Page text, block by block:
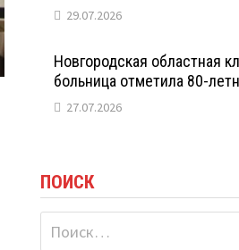
29.07.2026
Новгородская областная
больница отметила 80-
27.07.2026
ПОИСК
Найти: